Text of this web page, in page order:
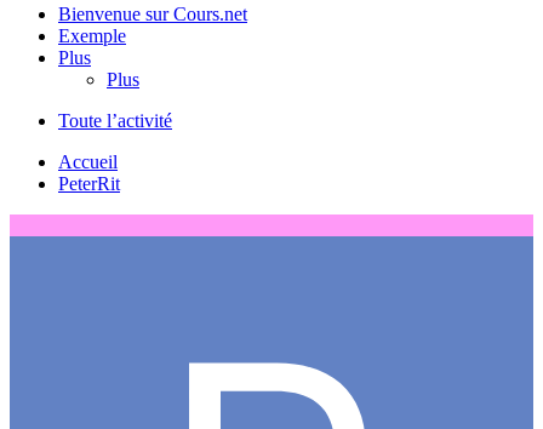
Bienvenue sur Cours.net
Exemple
Plus
Plus
Toute l’activité
Accueil
PeterRit